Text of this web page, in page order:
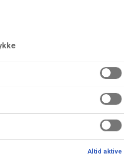
og creme
Altid aktive